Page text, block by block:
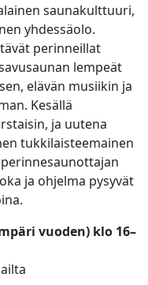
saunakulttuuri,
yhdessäolo.
perinneillat
lempeät
elävän musiikin ja
Kesällä
ja uutena
tukkilaisteemainen
ja ohjelma pysyvät
vuoden) klo 16–